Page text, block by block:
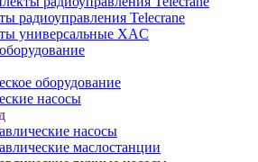
радиоуправления Telecrane
универсальные XAC
оборудование
насосы
насосы
маслостанции